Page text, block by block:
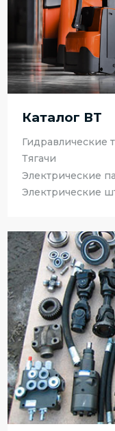
Каталог ВТ
Гидравлические
Тягачи
Электрические
Электрические